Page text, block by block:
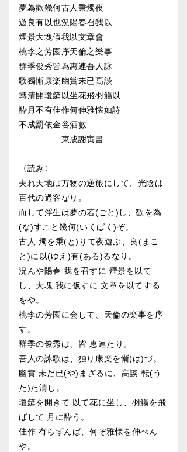
夢為歡幾何古人秉燭夜
遊良有以也況陽春召我以
煙景大塊假我以文章會
桃李之芳園序天倫之樂事
群季俊秀皆為惠連吾人詠
歌獨慚康楽幽賞未已髙談
轉清開瓊筵以坐花飛羽觴以
酔月不有佳作何伸雅懐如詩
不成罰依金谷酒數
東成謝寅書
〈読み〉
夫れ天地は万物の逆旅にして、光陰は
百代の過客なり。
而して浮生は夢の若(ごと)し、歓を為
(な)すこと幾何(いくばく)ぞ。
古人 燭を秉(と)りて夜遊ぶ、良(まこ
と)に以(ゆえ)有(ある)るなり。
況んや陽春 我を召すに 煙景を以て
し、大塊 我に仮すに 文章を以てする
をや。
桃李の芳園に会して、天倫の楽事を序
す。
群季の俊秀は、皆 恵連たり。
吾人の詠歌は、独り康楽を慚(は)づ。
幽賞 未だ已(や)まざるに、高談 転(う
た)た清し。
瓊筵を開きて 以て花に坐し、羽觴を飛
ばして 月に酔う。
佳作 有らずんば、何ぞ雅懐を伸べん
や。